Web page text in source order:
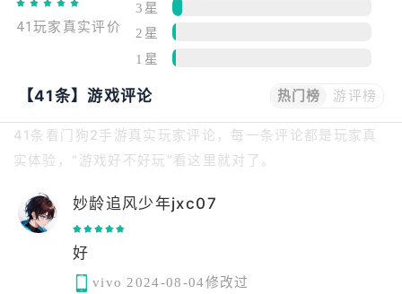
41玩家真实评价
3星
2星
1星
【41条】游戏评论 热门榜 游评榜
41条看门狗2手游真实玩家评论，每一条评论都是玩家真
实体验，“游戏好不好玩”看这里就对了。
妙龄追风少年jxc07
好
vivo 2024-08-04修改过